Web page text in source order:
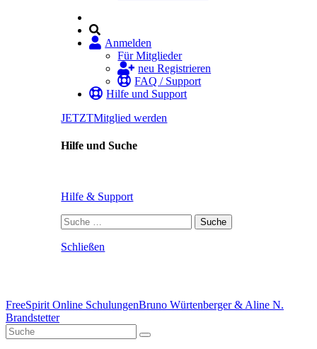
Anmelden
Für Mitglieder
neu Registrieren
FAQ / Support
Hilfe und Support
JETZTMitglied werden
Hilfe und Suche
Hilfe & Support
Suche
nach:
Schließen
FreeSpirit Online SchulungenBruno Würtenberger & Aline N.
Brandstetter